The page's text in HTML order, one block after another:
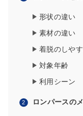
形状の違い
素材の違い
着脱のしやす
対象年齢
利用シーン
ロンパースの